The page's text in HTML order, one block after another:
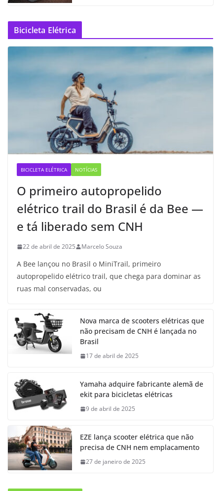
Bicicleta Elétrica
BICICLETA ELÉTRICA NOTÍCIAS
O primeiro autopropelido
elétrico trail do Brasil é da Bee —
e tá liberado sem CNH
22 de abril de 2025 Marcelo Souza
A Bee lançou no Brasil o MiniTrail, primeiro
autopropelido elétrico trail, que chega para dominar as
ruas mal conservadas, ou
Nova marca de scooters elétricas que
não precisam de CNH é lançada no
Brasil
17 de abril de 2025
Yamaha adquire fabricante alemã de
ekit para bicicletas elétricas
9 de abril de 2025
EZE lança scooter elétrica que não
precisa de CNH nem emplacamento
27 de janeiro de 2025